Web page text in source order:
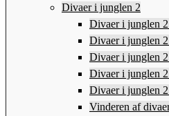
Divaer i junglen 2
Divaer i junglen
Divaer i junglen 2
Divaer i junglen
Divaer i junglen
Divaer i junglen
Vinderen af